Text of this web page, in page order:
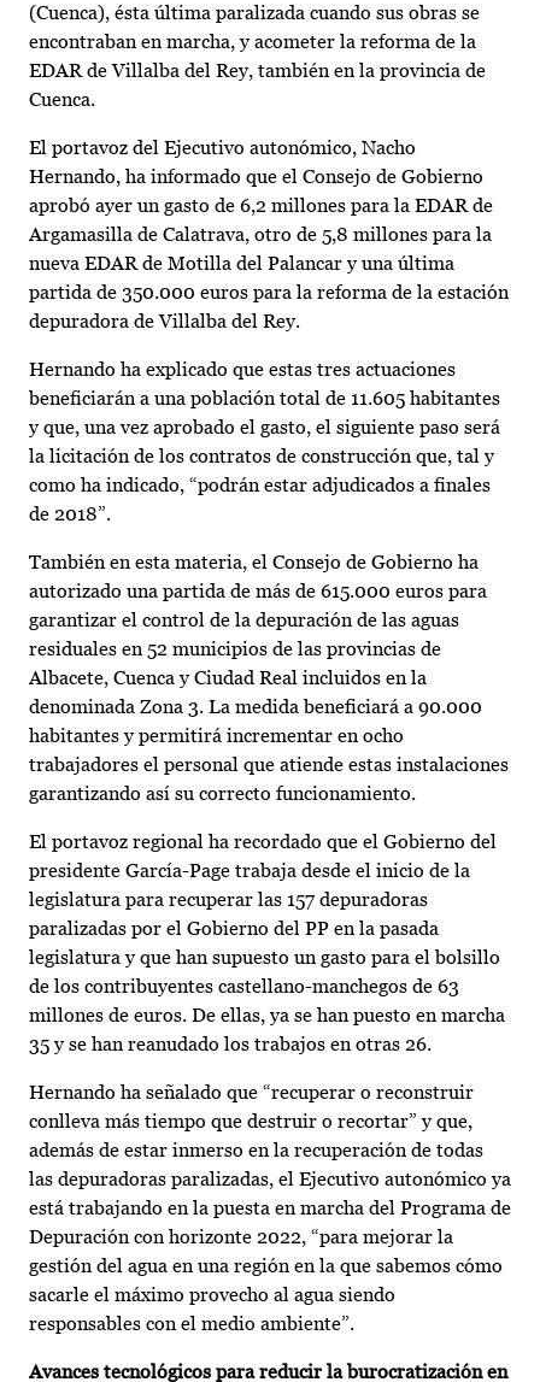
(Cuenca), ésta última paralizada cuando sus obras se
encontraban en marcha, y acometer la reforma de la
EDAR de Villalba del Rey, también en la provincia de
Cuenca.
El portavoz del Ejecutivo autonómico, Nacho
Hernando, ha informado que el Consejo de Gobierno
aprobó ayer un gasto de 6,2 millones para la EDAR de
Argamasilla de Calatrava, otro de 5,8 millones para la
nueva EDAR de Motilla del Palancar y una última
partida de 350.000 euros para la reforma de la estación
depuradora de Villalba del Rey.
Hernando ha explicado que estas tres actuaciones
beneficiarán a una población total de 11.605 habitantes
y que, una vez aprobado el gasto, el siguiente paso será
la licitación de los contratos de construcción que, tal y
como ha indicado, “podrán estar adjudicados a finales
de 2018”.
También en esta materia, el Consejo de Gobierno ha
autorizado una partida de más de 615.000 euros para
garantizar el control de la depuración de las aguas
residuales en 52 municipios de las provincias de
Albacete, Cuenca y Ciudad Real incluidos en la
denominada Zona 3. La medida beneficiará a 90.000
habitantes y permitirá incrementar en ocho
trabajadores el personal que atiende estas instalaciones
garantizando así su correcto funcionamiento.
El portavoz regional ha recordado que el Gobierno del
presidente García-Page trabaja desde el inicio de la
legislatura para recuperar las 157 depuradoras
paralizadas por el Gobierno del PP en la pasada
legislatura y que han supuesto un gasto para el bolsillo
de los contribuyentes castellano-manchegos de 63
millones de euros. De ellas, ya se han puesto en marcha
35 y se han reanudado los trabajos en otras 26.
Hernando ha señalado que “recuperar o reconstruir
conlleva más tiempo que destruir o recortar” y que,
además de estar inmerso en la recuperación de todas
las depuradoras paralizadas, el Ejecutivo autonómico ya
está trabajando en la puesta en marcha del Programa de
Depuración con horizonte 2022, “para mejorar la
gestión del agua en una región en la que sabemos cómo
sacarle el máximo provecho al agua siendo
responsables con el medio ambiente”.
Avances tecnológicos para reducir la burocratización en